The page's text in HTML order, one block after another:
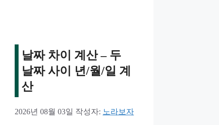
날짜 차이 계산 – 두
날짜 사이 년/월/일 계
산
2026년 08월 03일 작성자: 노라보자